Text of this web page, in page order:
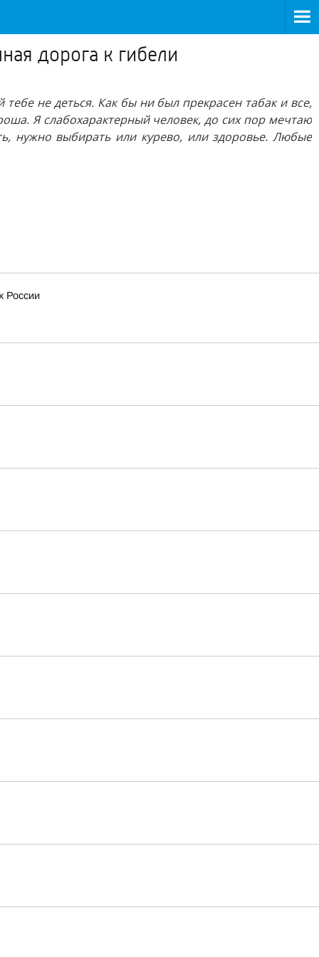
дорога к гибели
не деться. Как бы ни был прекрасен табак и все,
Я слабохарактерный человек, до сих пор мечтаю
нужно выбирать или курево, или здоровье. Любые
России